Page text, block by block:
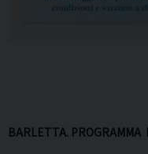
BARLETTA. PROGRAMMA